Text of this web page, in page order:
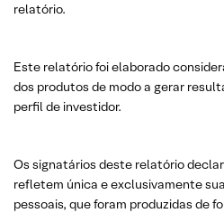
relatório.
Este relatório foi elaborado
dos produtos de modo a gerar
perfil de investidor.
Os signatários deste relatório
refletem única e exclusivamente
pessoais, que foram produzidas de